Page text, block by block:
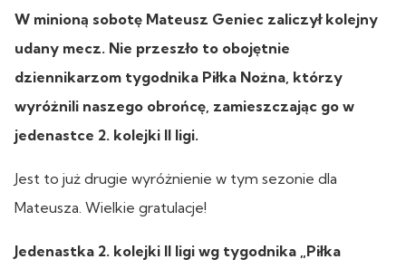
W minioną sobotę Mateusz Geniec zaliczył kolejny
udany mecz. Nie przeszło to obojętnie
dziennikarzom tygodnika Piłka Nożna, którzy
wyróżnili naszego obrońcę, zamieszczając go w
jedenastce 2. kolejki II ligi.
Jest to już drugie wyróżnienie w tym sezonie dla
Mateusza. Wielkie gratulacje!
Jedenastka 2. kolejki II ligi wg tygodnika „Piłka